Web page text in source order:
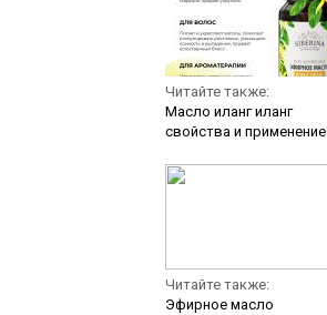
Читайте также:
Масло иланг иланг
свойства и применение
Читайте также:
Эфирное масло